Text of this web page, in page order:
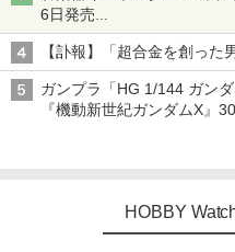
6日発売
チューバ、テナサクなど5
【訃報】「超合金を創っ
ガンプラ「HG 1/144 ガン
『機動新世紀ガンダムX』
HOBBY